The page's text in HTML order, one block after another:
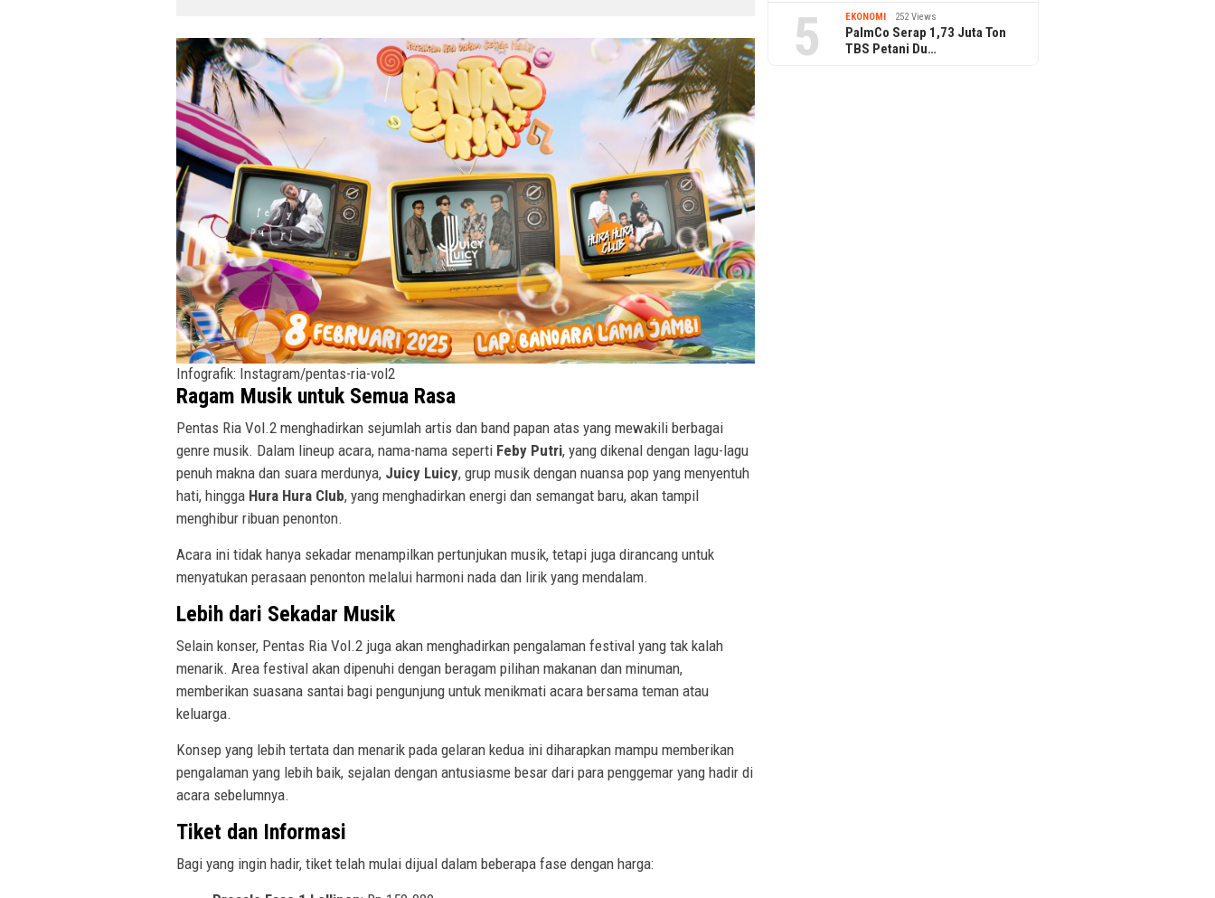
Infografik: Instagram/pentas-ria-vol2
Ragam Musik untuk Semua Rasa
Pentas Ria Vol.2 menghadirkan sejumlah artis dan band papan atas yang mewakili berbagai
genre musik. Dalam lineup acara, nama-nama seperti Feby Putri, yang dikenal dengan lagu-lagu
penuh makna dan suara merdunya, Juicy Luicy, grup musik dengan nuansa pop yang menyentuh
hati, hingga Hura Hura Club, yang menghadirkan energi dan semangat baru, akan tampil
menghibur ribuan penonton.
Acara ini tidak hanya sekadar menampilkan pertunjukan musik, tetapi juga dirancang untuk
menyatukan perasaan penonton melalui harmoni nada dan lirik yang mendalam.
Lebih dari Sekadar Musik
Selain konser, Pentas Ria Vol.2 juga akan menghadirkan pengalaman festival yang tak kalah
menarik. Area festival akan dipenuhi dengan beragam pilihan makanan dan minuman,
memberikan suasana santai bagi pengunjung untuk menikmati acara bersama teman atau
keluarga.
Konsep yang lebih tertata dan menarik pada gelaran kedua ini diharapkan mampu memberikan
pengalaman yang lebih baik, sejalan dengan antusiasme besar dari para penggemar yang hadir di
acara sebelumnya.
Tiket dan Informasi
Bagi yang ingin hadir, tiket telah mulai dijual dalam beberapa fase dengan harga:
5 EKONOMI 252 Views
PalmCo Serap 1,73 Juta Ton
TBS Petani Du…